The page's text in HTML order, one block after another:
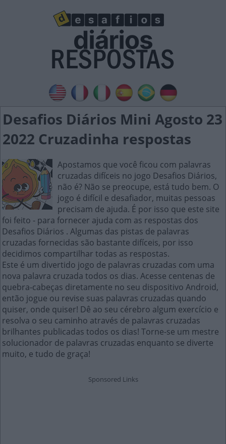
Desafios Diários Mini Agosto 23
2022 Cruzadinha respostas
Apostamos que você ficou com palavras
cruzadas difíceis no jogo Desafios Diários,
não é? Não se preocupe, está tudo bem. O
jogo é difícil e desafiador, muitas pessoas
precisam de ajuda. É por isso que este site
foi feito - para fornecer ajuda com as respostas dos
Desafios Diários . Algumas das pistas de palavras
cruzadas fornecidas são bastante difíceis, por isso
decidimos compartilhar todas as respostas.
Este é um divertido jogo de palavras cruzadas com uma
nova palavra cruzada todos os dias. Acesse centenas de
quebra-cabeças diretamente no seu dispositivo Android,
então jogue ou revise suas palavras cruzadas quando
quiser, onde quiser! Dê ao seu cérebro algum exercício e
resolva o seu caminho através de palavras cruzadas
brilhantes publicadas todos os dias! Torne-se um mestre
solucionador de palavras cruzadas enquanto se diverte
muito, e tudo de graça!